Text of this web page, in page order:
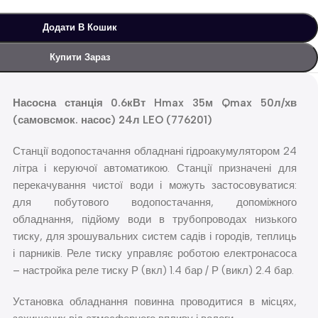
Додати В Кошик
Купити Зараз
Насосна станція 0.6кВт Hmax 35м Qmax 50л/хв
(самовсмок. насос) 24л LEO (776201)
Станції водопостачання обладнані гідроакумулятором 24
літра і керуючої автоматикою. Станції призначені для
перекачування чистої води і можуть застосовуватися:
для побутового водопостачання, допоміжного
обладнання, підйому води в трубопроводах низького
тиску, для зрошувальних систем садів і городів, теплиць
і парників. Реле тиску управляє роботою електронасоса
– настройка реле тиску Р (вкл) 1.4 бар / Р (викл) 2.4 бар.
Установка обладнання повинна проводитися в місцях,